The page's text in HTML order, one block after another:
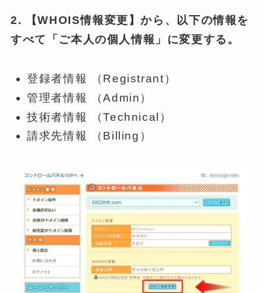
2. 【WHOIS情報変更】から、以下の情報を
すべて「ご本人の個人情報」に変更する。
登録者情報 （Registrant）
管理者情報 （Admin）
技術者情報 （Technical）
請求先情報 （Billing）